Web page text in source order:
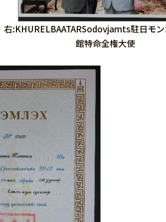
右:KHURELBAATARSodovjamts駐日モ
館特命全権大使